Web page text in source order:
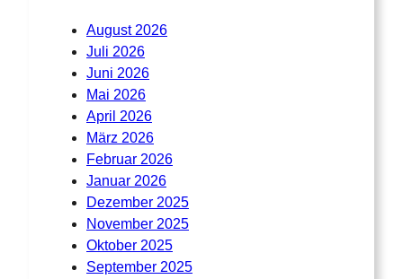
August 2026
Juli 2026
Juni 2026
Mai 2026
April 2026
März 2026
Februar 2026
Januar 2026
Dezember 2025
November 2025
Oktober 2025
September 2025